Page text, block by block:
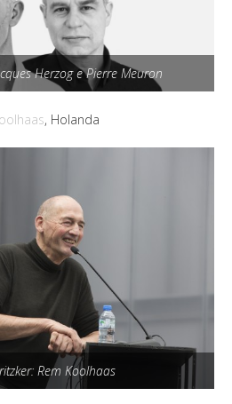
Herzog e Pierre Meuron
, Holanda
Rem Koolhaas